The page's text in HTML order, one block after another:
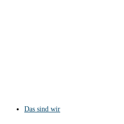
Das sind wir